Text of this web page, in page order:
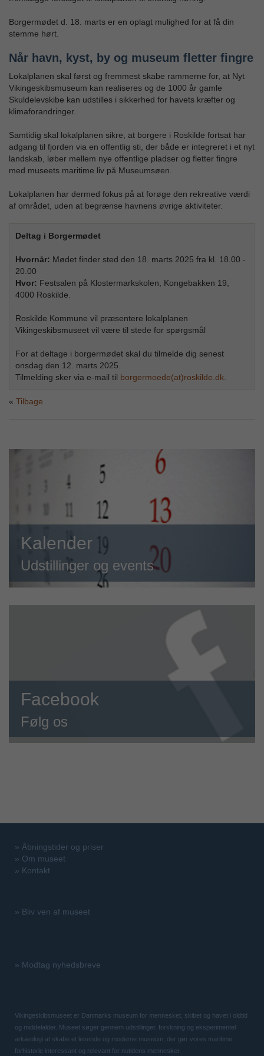
Borgermødet d. 18. marts er en oplagt mulighed for at få din
stemme hørt.
Når havn, kyst, by og museum fletter fingre
Lokalplanen skal først og fremmest skabe rammerne for, at Nyt
Vikingeskibsmuseum kan realiseres og de 1000 år gamle
Skuldelevskibe kan udstilles i sikkerhed for havets kræfter og
klimaforandringer.
Samtidig skal lokalplanen sikre, at borgere i Roskilde fortsat har
adgang til fjorden via en offentlig sti, der både er integreret i et nyt
landskab, løber mellem nye offentlige pladser og fletter fingre
med museets maritime liv på Museumsøen.
Lokalplanen har dermed fokus på at forøge den rekreative værdi
af området, uden at begrænse havnens øvrige aktiviteter.
Deltag i Borgermødet
Hvornår: Mødet finder sted den 18. marts 2025 fra kl. 18.00 -
20.00
Hvor: Festsalen på Klostermarkskolen, Kongebakken 19,
4000 Roskilde.
Roskilde Kommune vil præsentere lokalplanen
Vikingeskibsmuseet vil være til stede for spørgsmål
For at deltage i borgermødet skal du tilmelde dig senest
onsdag den 12. marts 2025.
Tilmelding sker via e-mail til borgermoede(at)roskilde.dk.
Tilbage
Kalender
Udstillinger og events
Facebook
Følg os
» Åbningstider og priser
» Om museet
» Kontakt
» Bliv ven af museet
» Modtag nyhedsbreve
Vikingeskibsmuseet er Danmarks museum for mennesket, skibet og havet i oldtid
og middelalder. Museet søger gennem udstillinger, forskning og eksperimentel
arkæologi at skabe et levende og moderne museum, der gør vores maritime
forhistorie interessant og relevant for nutidens mennesker.